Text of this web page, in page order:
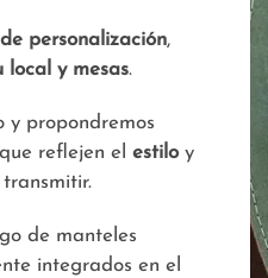
personalización,
local y mesas.
y propondremos
reflejen el estiloy
de manteles
integrados en el